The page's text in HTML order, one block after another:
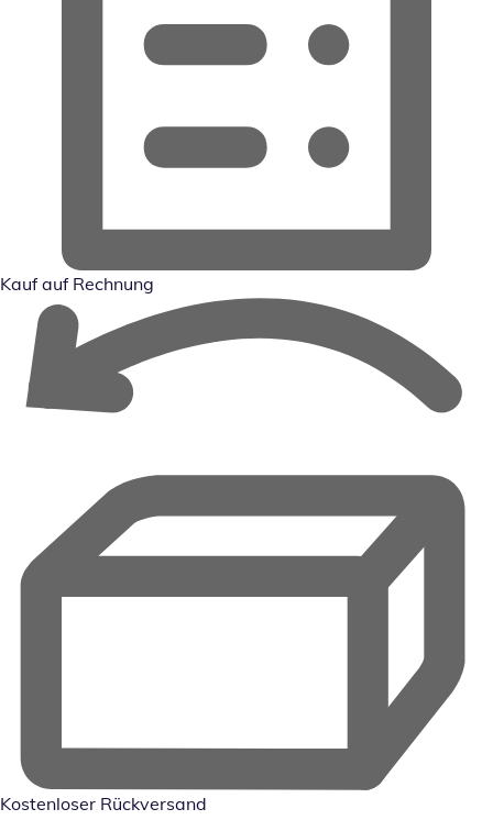
Kauf auf Rechnung
Kostenloser Rückversand